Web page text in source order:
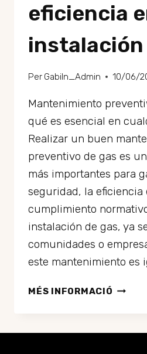
eficiencia
instalación
Per GabiIn_Admin 10/06/
Mantenimiento
qué es esencial en
Realizar un buen
preventivo de gas es
más importantes para
seguridad, la eficiencia
cumplimiento
instalación de gas, ya
comunidades o
este mantenimiento es
MÉS INFORMACIÓ
GAS: